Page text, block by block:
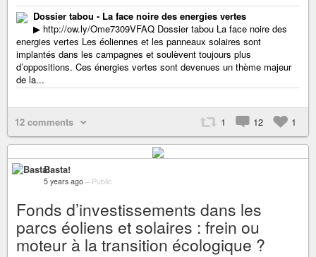
Dossier tabou - La face noire des energies vertes
▶ http://ow.ly/Ome7309VFAQ Dossier tabou La face noire des
energies vertes Les éoliennes et les panneaux solaires sont
implantés dans les campagnes et soulèvent toujours plus
d’oppositions. Ces énergies vertes sont devenues un thème majeur
de la...
12 comments 1 12 1
Basta!
5 years ago – Public
Fonds d’investissements dans les
parcs éoliens et solaires : frein ou
moteur à la transition écologique ?